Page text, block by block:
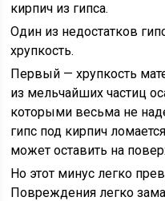
кирпич из гипса.
Один из недостатков
хрупкость.
Первый — хрупкость
из мельчайших частиц
которыми весьма не
гипс под кирпич
может оставить на
Но этот минус легко
Повреждения легко